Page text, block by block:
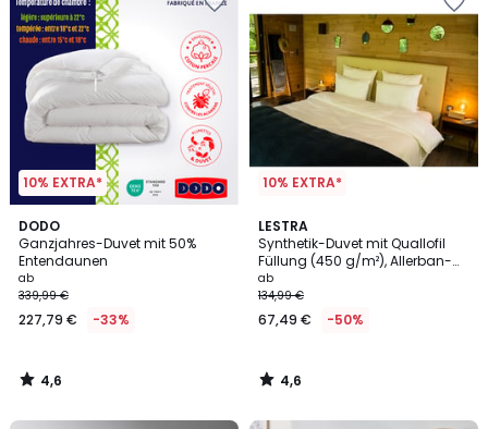
10% EXTRA*
DODO
Ganzjahres-Duvet mit 50%
Entendaunen
ab
339,99 €
227,79 € -33%
4,6
/ 5
4,6
/
10% EXTRA*
LESTRA
Synthetik-Duvet mit Quallofil
Füllung (450 g/m²), Allerban-
Ausrüstung
ab
134,99 €
67,49 € -50%
4,6
/ 5
4,6
/